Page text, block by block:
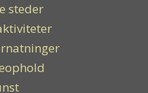
steder